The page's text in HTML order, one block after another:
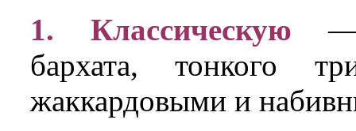
1. Классическую —
бархата, тонкого
жаккардовыми и